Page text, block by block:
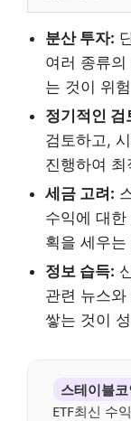
분산 투자:
여러 종류
는 것이 위
정기적인 검
검토하고,
진행하여
세금 고려:
수익에 대
획을 세우
정보 습득:
관련 뉴스
쌓는 것이
스테이블코
ETF최신 수